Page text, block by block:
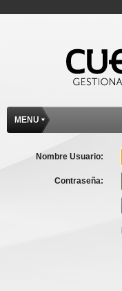
MENU
Nombre Usuario:
Contraseña: